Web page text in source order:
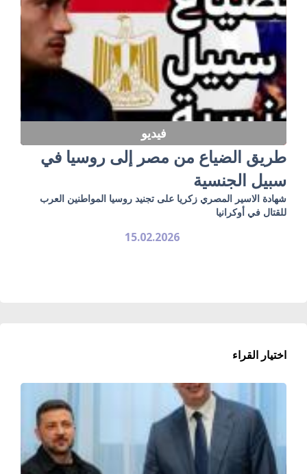
فيديو
طريق الضياع من مصر إلى روسيا في
سبيل الجنسية
شهادة الاسير المصري زكريا على تجنيد روسيا المواطنين العرب
للقتال في أوكرانيا
15.02.2026
اختيار القراء